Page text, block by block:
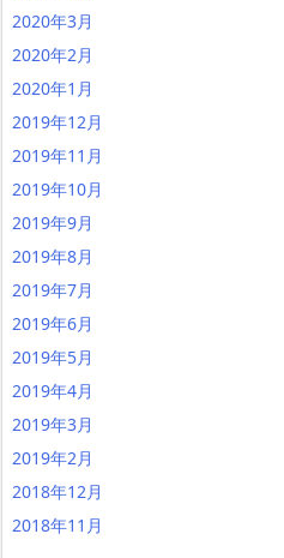
2020年3月
2020年2月
2020年1月
2019年12月
2019年11月
2019年10月
2019年9月
2019年8月
2019年7月
2019年6月
2019年5月
2019年4月
2019年3月
2019年2月
2018年12月
2018年11月